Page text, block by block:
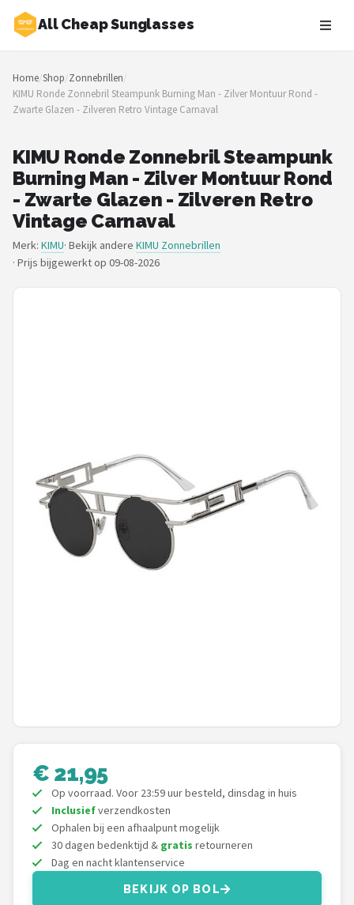
All Cheap Sunglasses
Zoeken
NAVIGATIE
Shop
Merken
Blog
Zonnebrillen
Baby zonnebrillen
Sinner
Montuurtjevoorjou
Fako Fashion®
Home/Shop/Zonnebrillen/
KIMU Ronde Zonnebril Steampunk Burning Man - Zilver Montuur Rond -
Zwarte Glazen - Zilveren Retro Vintage Carnaval
KIMU Ronde Zonnebril Steampunk
Burning Man - Zilver Montuur Rond
- Zwarte Glazen - Zilveren Retro
Vintage Carnaval
Merk: KIMU· Bekijk andere KIMU Zonnebrillen
· Prijs bijgewerkt op 09-08-2026
€ 21,95
Op voorraad. Voor 23:59 uur besteld, dinsdag in huis
Inclusiefverzendkosten
Ophalen bij een afhaalpunt mogelijk
30 dagen bedenktijd & gratis retourneren
Dag en nacht klantenservice
BEKIJK OP BOL